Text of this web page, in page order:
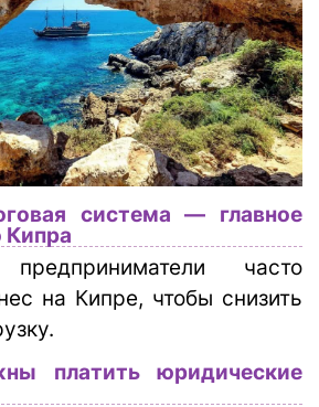
система — главное
часто
на Кипре, чтобы снизить
платить юридические